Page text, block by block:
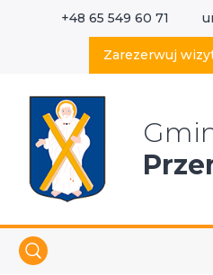
+48 65 549 60 71
Zarezerwuj
Wyszukaj w serwisie